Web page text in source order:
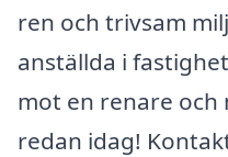
ren och trivsam
anställda i
mot en renare
redan idag!